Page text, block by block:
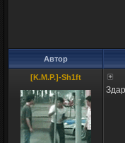
Автор
[K.M.P.]-Sh1ft